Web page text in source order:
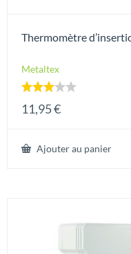
Thermomètre
Metaltex
3.00
11,95€
Ajouter au panier